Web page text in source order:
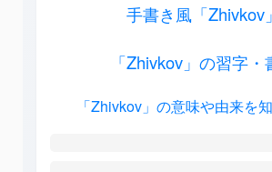
手書き風「Zhivkov」
「Zhivkov」の習字・
「Zhivkov」の意味や由来を